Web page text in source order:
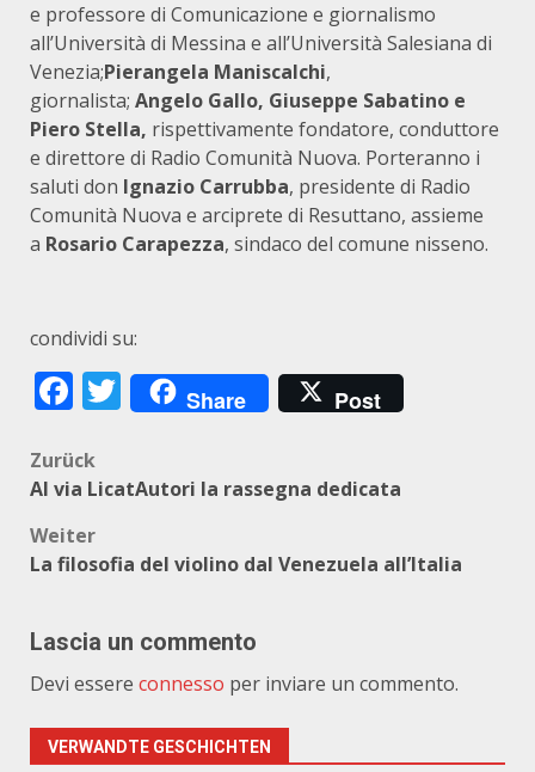
e professore di Comunicazione e giornalismo
all’Università di Messina e all’Università Salesiana di
Venezia;Pierangela Maniscalchi,
giornalista; Angelo Gallo, Giuseppe Sabatino e
Piero Stella, rispettivamente fondatore, conduttore
e direttore di Radio Comunità Nuova. Porteranno i
saluti don Ignazio Carrubba, presidente di Radio
Comunità Nuova e arciprete di Resuttano, assieme
a Rosario Carapezza, sindaco del comune nisseno.
condividi su:
Facebook
Twitter
Share Post
Beitragsnavigation
Zurück
Al via LicatAutori la rassegna dedicata
Weiter
La filosofia del violino dal Venezuela all’Italia
Lascia un commento
Devi essere connesso per inviare un commento.
VERWANDTE GESCHICHTEN